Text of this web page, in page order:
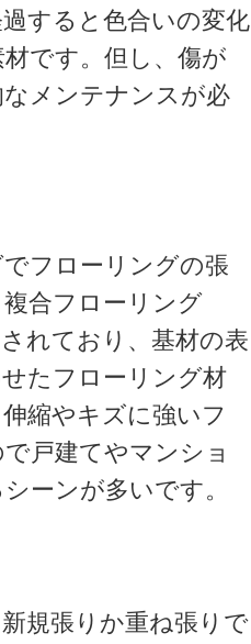
すると色合いの変化
です。但し、傷が
メンテナンスが必
フローリングの張
合フローリング
れており、基材の表
たフローリング材
縮やキズに強いフ
戸建てやマンショ
ーンが多いです。
規張りか重ね張りで